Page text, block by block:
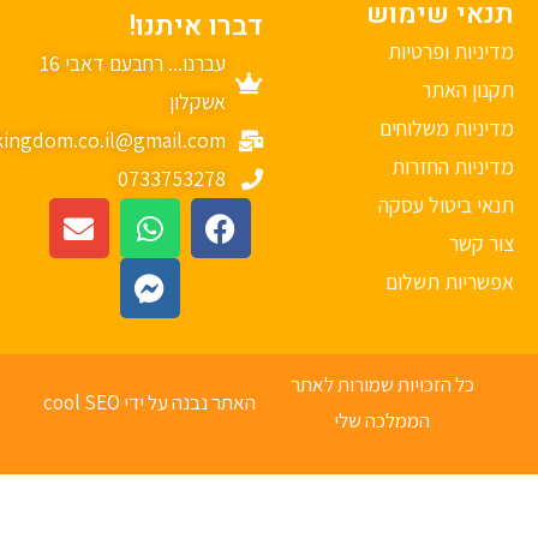
שימוש
ופרטיות
האתר
משלוחים
החזרות
ביטול עסקה
קשר
תשלום
דברו איתנו!
עברנו... רחבעם דאבי 16
אשקלון
mykingdom.co.il@gmail.com
0733753278
כל הזכויות שמורות לאתר
הממלכה שלי
האתר נבנה על ידי cool SEO